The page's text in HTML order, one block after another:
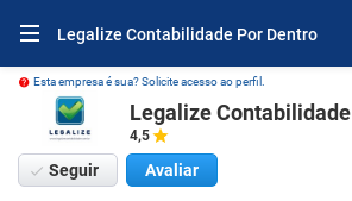
Legalize Contabilidade Por Dentro
Esta empresa é sua? Solicite acesso ao perfil.
Legalize Contabilidade
4,5
Seguir Avaliar